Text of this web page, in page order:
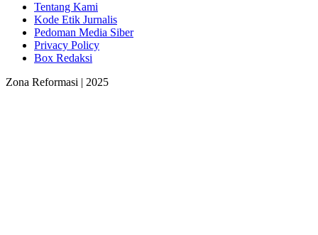
Tentang Kami
Kode Etik Jurnalis
Pedoman Media Siber
Privacy Policy
Box Redaksi
Zona Reformasi | 2025